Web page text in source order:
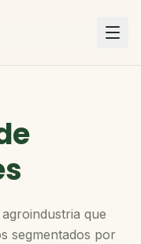
que
segmentados por